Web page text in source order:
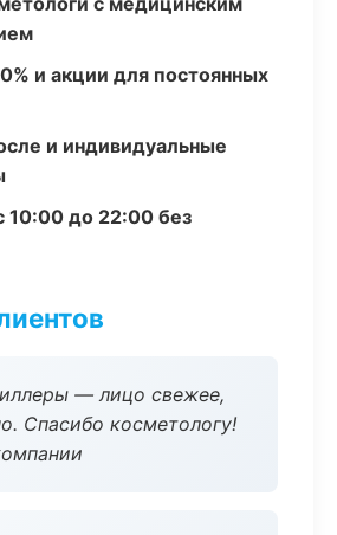
и акции для постоянных
и индивидуальные
10:00 до 22:00 без
— лицо свежее,
Спасибо косметологу!